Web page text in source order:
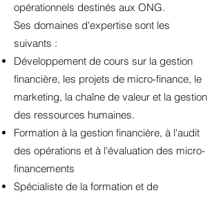
opérationnels destinés aux ONG.
Ses domaines d'expertise sont les
suivants :
Développement de cours sur la gestion
financière, les projets de micro-finance, le
marketing, la chaîne de valeur et la gestion
des ressources humaines.
Formation à la gestion financière, à l'audit
des opérations et à l'évaluation des micro-
financements
Spécialiste de la formation et de